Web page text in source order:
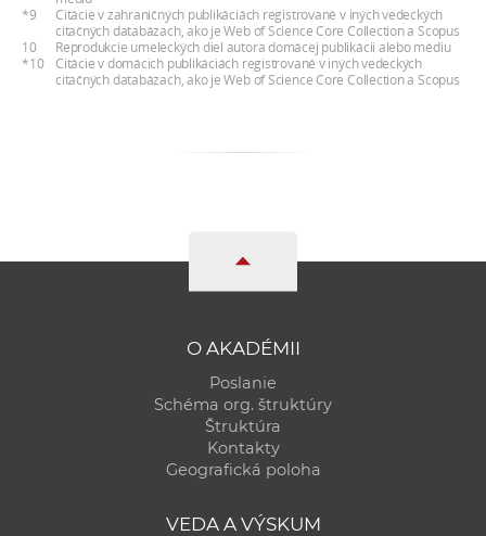
*9
Citácie v zahraničných publikáciách registrované v iných vedeckých
citačných databázach, ako je Web of Science Core Collection a Scopus
10
Reprodukcie umeleckých diel autora domácej publikácii alebo médiu
*10
Citácie v domácich publikáciách registrované v iných vedeckých
citačných databázach, ako je Web of Science Core Collection a Scopus
O AKADÉMII
Poslanie
Schéma org. štruktúry
Štruktúra
Kontakty
Geografická poloha
VEDA A VÝSKUM